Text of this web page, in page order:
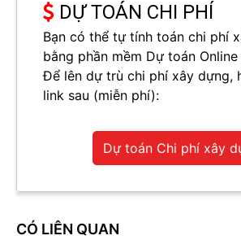
DỰ TOÁN CHI PHÍ
Bạn có thể tự tính toán chi phí
bằng phần mềm Dự toán Online
Để lên dự trù chi phí xây dựng,
link sau (miễn phí):
Dự toán Chi phí xây
CÓ LIÊN QUAN